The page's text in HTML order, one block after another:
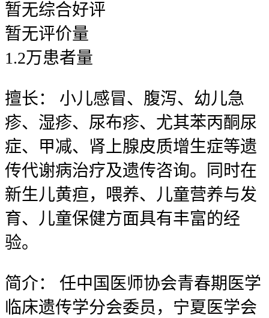
暂无综合好评
暂无评价量
1.2万患者量
擅长：
小儿感冒、腹泻、幼儿急
疹、湿疹、尿布疹、尤其苯丙酮尿
症、甲减、肾上腺皮质增生症等遗
传代谢病治疗及遗传咨询。同时在
新生儿黄疸，喂养、儿童营养与发
育、儿童保健方面具有丰富的经
验。
简介：
任中国医师协会青春期医学
临床遗传学分会委员，宁夏医学会